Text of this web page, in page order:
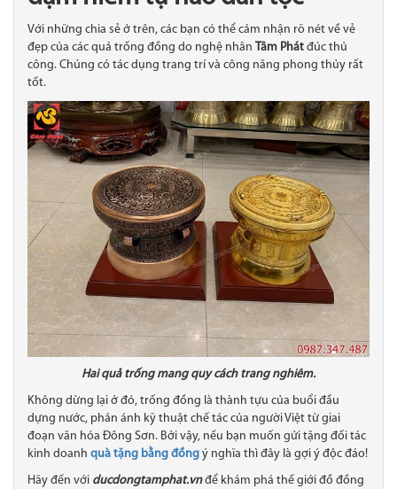
Với những chia sẻ ở trên, các bạn có thể cảm nhận rõ nét về vẻ
đẹp của các quả trống đồng do nghệ nhân Tâm Phát đúc thủ
công. Chúng có tác dụng trang trí và công năng phong thủy rất
tốt.
Hai quả trống mang quy cách trang nghiêm.
Không dừng lại ở đó, trống đồng là thành tựu của buổi đầu
dựng nước, phản ánh kỹ thuật chế tác của người Việt từ giai
đoạn văn hóa Đông Sơn. Bởi vậy, nếu bạn muốn gửi tặng đối tác
kinh doanh quà tặng bằng đồng ý nghĩa thì đây là gợi ý độc đáo!
Hãy đến với ducdongtamphat.vnđể khám phá thế giới đồ đồng